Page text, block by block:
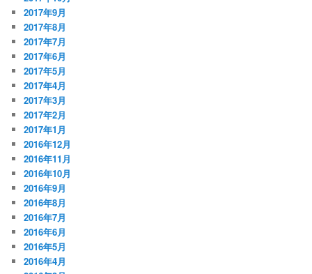
2017年9月
2017年8月
2017年7月
2017年6月
2017年5月
2017年4月
2017年3月
2017年2月
2017年1月
2016年12月
2016年11月
2016年10月
2016年9月
2016年8月
2016年7月
2016年6月
2016年5月
2016年4月